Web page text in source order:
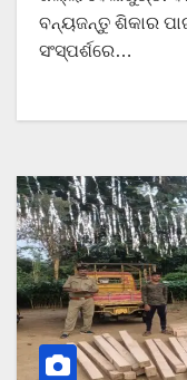
ବନ୍ୟଜନ୍ତୁ ଶିକାର
ସଂସ୍ପର୍ଶରେ…